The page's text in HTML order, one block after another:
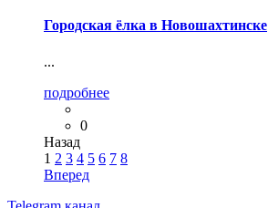
Городская ёлка в Новошахтинске
...
подробнее
0
Назад
1 2 3 4 5 6 7 8
Вперед